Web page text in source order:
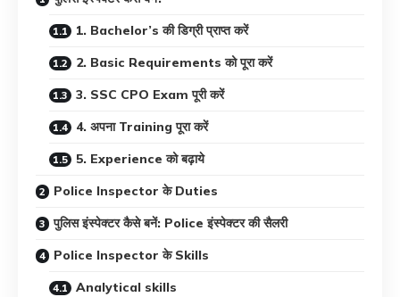
1. Bachelor’s की डिग्री प्राप्त करें
2. Basic Requirements को पूरा करें
3. SSC CPO Exam पूरी करें
4. अपना Training पूरा करें
5. Experience को बढ़ाये
Police Inspector के Duties
पुलिस इंस्पेक्टर कैसे बनें: Police इंस्पेक्टर की सैलरी
Police Inspector के Skills
Analytical skills